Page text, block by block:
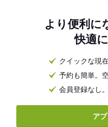
より便利に
快適
クイックな現
予約も簡単。
会員登録なし
ア